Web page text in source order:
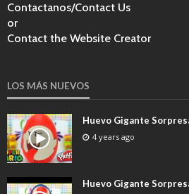
Contactanos/Contact Us
or
Contact the Website Creator
LOS MÁS NUEVOS
Huevo Gigante
4 years ago
Huevo Gigante